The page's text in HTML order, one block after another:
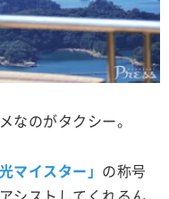
なのがタクシー。
マイスター」 の称号